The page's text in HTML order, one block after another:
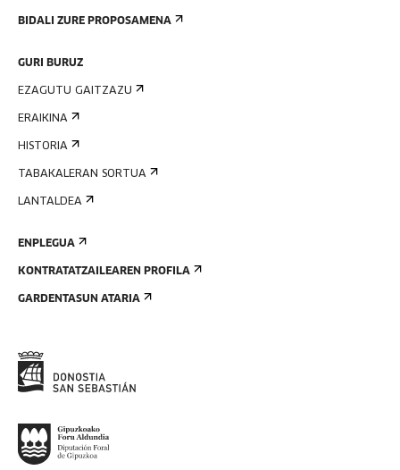
BIDALI ZURE PROPOSAMENA
GURI BURUZ
EZAGUTU GAITZAZU
ERAIKINA
HISTORIA
TABAKALERAN SORTUA
LANTALDEA
ENPLEGUA
KONTRATATZAILEAREN PROFILA
GARDENTASUN ATARIA